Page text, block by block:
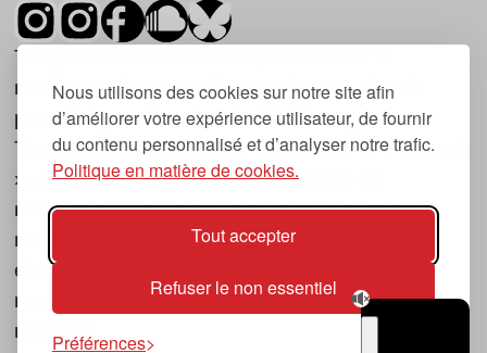
Nous utilisons des cookies sur notre site afin
d’améliorer votre expérience utilisateur, de fournir
du contenu personnalisé et d’analyser notre trafic.
Politique en matière de cookies.
Tout accepter
Refuser le non essentiel
Préférences
Tsugi est un mensuel indépendant sur la
musique et les nouvelles tendances, dont la
première parution date de 2007.
Tsugi en japonais signifie « prochain », « suivant
», ce qui correspond à la thématique du
magazine, à l’affût des nouvelles tendances
musicales, qu’elles viennent de la musique
électronique, du rock ou du hip hop, et des
nouveaux phénomènes de société liés à la
musique.